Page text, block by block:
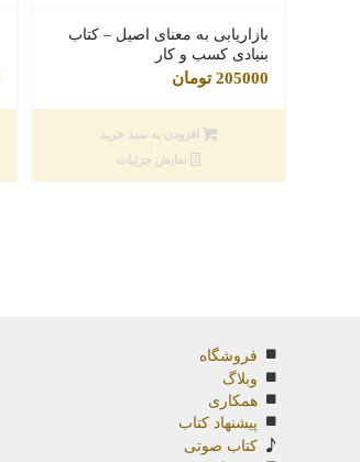
بازاریابی به معنای اصیل – کتاب
بنیادی کسب و کار
205000 تومان
افزودن به سبد خرید
نمایش جزئیات
فروشگاه
وبلاگ
همکاری
پیشنهاد کتاب
کتاب صوتی